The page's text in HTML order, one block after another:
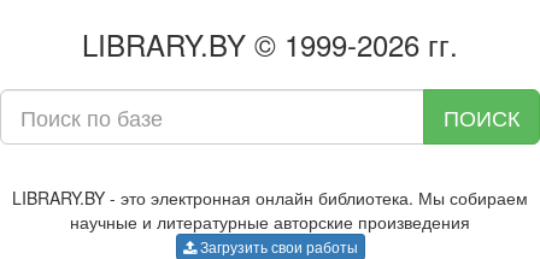
LIBRARY.BY © 1999-2026 гг.
ПОИСК
LIBRARY.BY - это электронная онлайн библиотека. Мы собираем
научные и литературные авторские произведения
Загрузить свои работы